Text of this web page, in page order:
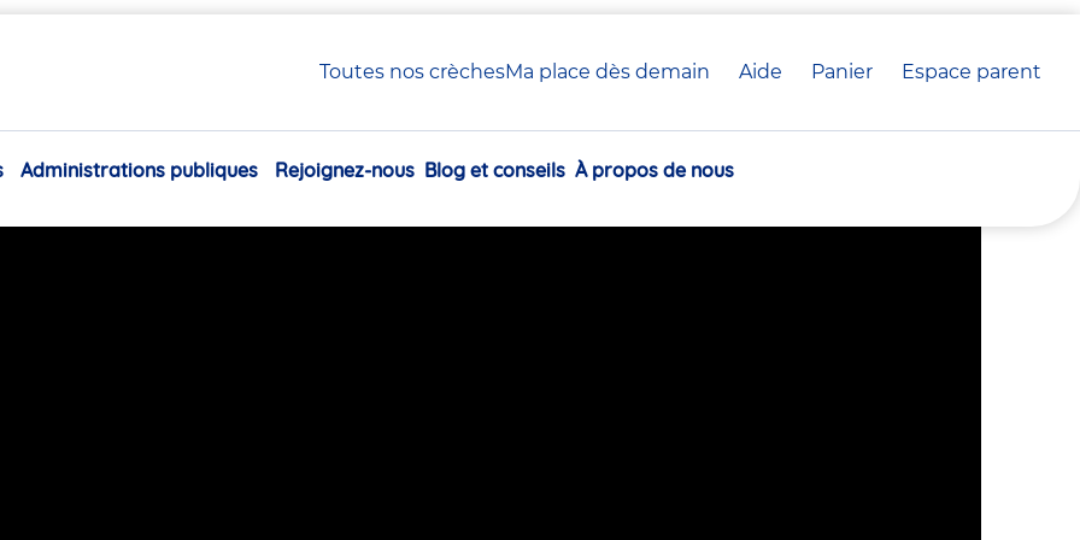
Toutes nos crèchesMa place dès demain Aide Panier crèche(s)
Espace parent
Navigation
Administrations publiques Rejoignez-nous Blog et conseils À propos de nous